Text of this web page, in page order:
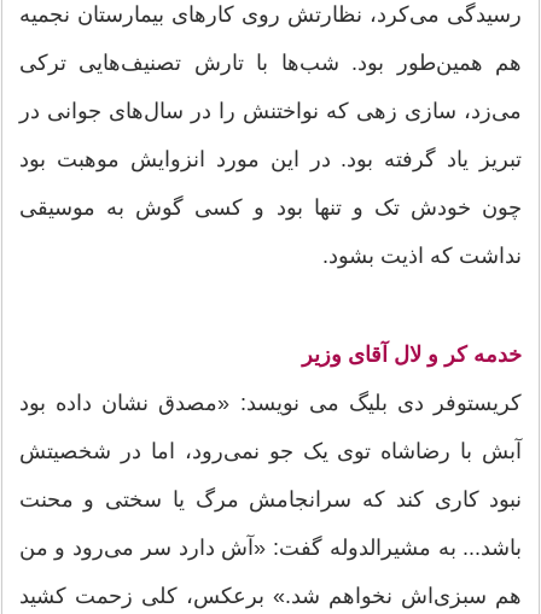
رسیدگی می‌کرد، نظارتش روی کارهای بیمارستان نجمیه
هم همین‌طور بود. شب‌ها با تارش تصنیف‌هایی ترکی
می‌زد، سازی زهی که نواختنش را در سال‌های جوانی در
تبریز یاد گرفته بود. در این مورد انزوایش موهبت بود
چون خودش تک‌ و تنها بود و کسی گوش به موسیقی
نداشت که اذیت بشود.
خدمه کر و لال آقای وزیر
کریستوفر دی بلیگ می نویسد: «مصدق نشان داده بود
آبش با رضاشاه توی یک جو نمی‌رود، اما در شخصیتش
نبود کاری کند که سرانجامش مرگ یا سختی و محنت
باشد... به مشیرالدوله گفت: «آش دارد سر می‌رود و من
هم سبزی‌اش نخواهم شد.» برعکس، کلی زحمت کشید